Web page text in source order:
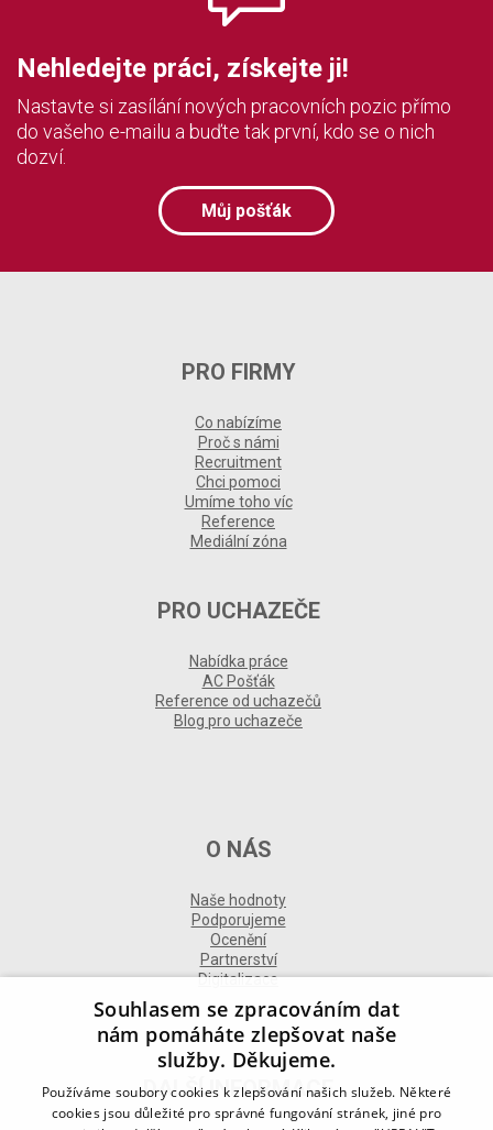
Nehledejte práci, získejte ji!
Nastavte si zasílání nových pracovních pozic přímo
do vašeho e-mailu a buďte tak první, kdo se o nich
dozví.
Můj pošťák
PRO FIRMY
Co nabízíme
Proč s námi
Recruitment
Chci pomoci
Umíme toho víc
Reference
Mediální zóna
PRO UCHAZEČE
Nabídka práce
AC Pošťák
Reference od uchazečů
Blog pro uchazeče
O NÁS
Naše hodnoty
Podporujeme
Ocenění
Partnerství
Digitalizace
DALŠÍ INFORMACE
Souhlasem se zpracováním dat
nám pomáháte zlepšovat naše
služby. Děkujeme.
Používáme soubory cookies k zlepšování našich služeb. Některé
cookies jsou důležité pro správné fungování stránek, jiné pro